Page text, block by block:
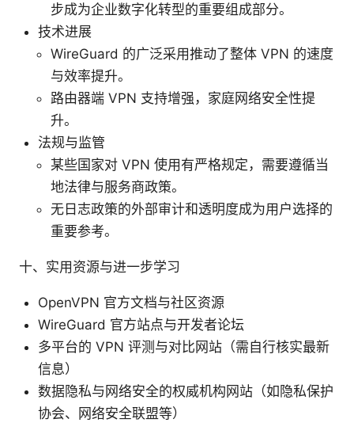
步成为企业数字化转型的重要组成部分。
技术进展
WireGuard 的广泛采用推动了整体 VPN 的速度
与效率提升。
路由器端 VPN 支持增强，家庭网络安全性提
升。
法规与监管
某些国家对 VPN 使用有严格规定，需要遵循当
地法律与服务商政策。
无日志政策的外部审计和透明度成为用户选择的
重要参考。
十、实用资源与进一步学习
OpenVPN 官方文档与社区资源
WireGuard 官方站点与开发者论坛
多平台的 VPN 评测与对比网站（需自行核实最新
信息）
数据隐私与网络安全的权威机构网站（如隐私保护
协会、网络安全联盟等）